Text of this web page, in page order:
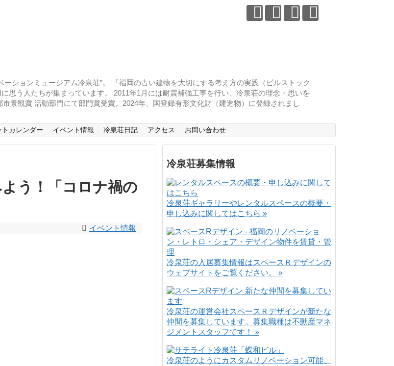
ションミュージアム冷泉荘”。 「福岡の古い建物を大切にする考え方の実践（ビルストック
思う人たちが集まっています。 2011年1月には耐震補強工事を行い、冷泉荘の理念・思いを
景観賞 活動部門にて部門賞受賞。2024年、国登録有形文化財（建造物）に登録されまし
トカレンダー イベント情報 冷泉荘日記 アクセス お問い合わせ
う！「コロナ禍の
イベント情報
冷泉荘募集情報
冷泉荘ギャラリーやレンタルスペースの概要・
申し込みに関してはこちら »
冷泉荘の入居募集情報はスペースＲデザインの
ウェブサイトをご覧ください。 »
冷泉荘の運営会社スペースＲデザインが新たな
仲間を募集しています。募集職種は不動産マネ
ジメントスタッフです！ »
冷泉荘のようにカスタムリノベーション可能、